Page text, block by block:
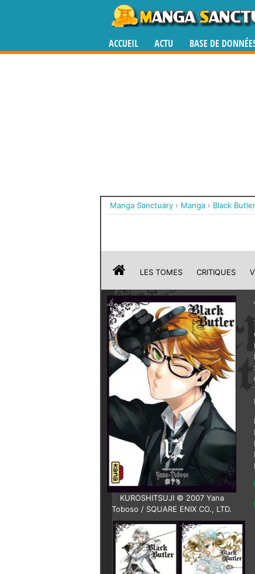
ACCUEIL ACTU BASE DE
Manga Sanctuary › Manga › Black Butler
LES TOMES CRITIQUES
KUROSHITSUJI © 2007 Yana
Toboso / SQUARE ENIX CO., LTD.